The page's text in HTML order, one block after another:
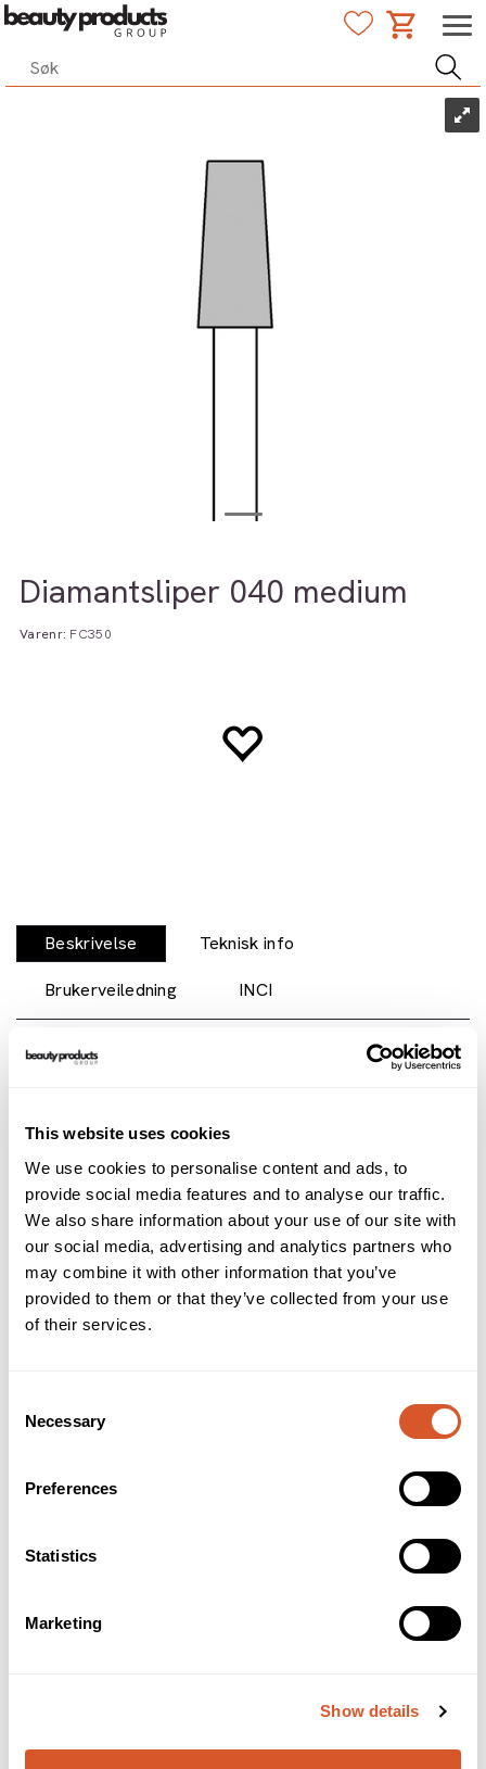
This website uses cookies
We use cookies to personalise content and ads, to
provide social media features and to analyse our traffic.
We also share information about your use of our site with
our social media, advertising and analytics partners who
may combine it with other information that you’ve
provided to them or that they’ve collected from your use
of their services.
Selection
Necessary
Preferences
Statistics
Marketing
Show details
Diamantsliper 040 medium
Varenr: FC350
Beskrivelse Teknisk info
Brukerveiledning INCI
- Medium korning
- For utjevning av negler og hard hud
- CE-merket sikrer kravet for hygiene og sikkerhet.
Alternativer